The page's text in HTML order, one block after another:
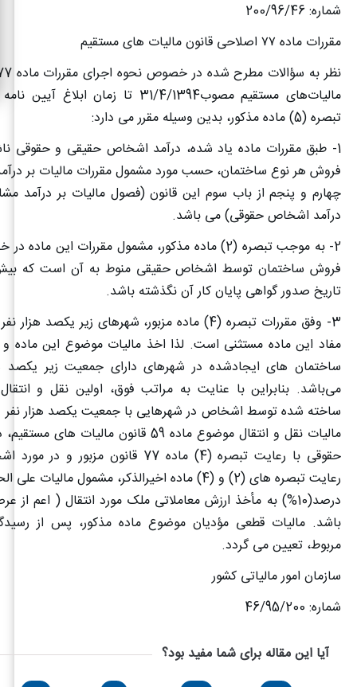
شماره: 200/96/46
مقررات ماده ۷۷ اصلاحی قانون مالیات های مستقیم
مالیات‌های مستقیم مصوب31/4/1394 تا زمان
تبصره (5) ماده مذکور، بدین وسیله مقرر می دارد
:
1- طبق مقررات ماده یاد شده، درآمد اشخاص حقیقی و حقوقی
فروش هر نوع ساختمان، حسب مورد مشمول مقررات مالیات بر
چهارم و پنجم از باب سوم این قانون (فصول مالیات بر درآمد
درآمد اشخاص حقوقی) می باشد.
2- به موجب تبصره (2) ماده مذکور، مشمول مقررات این
فروش ساختمان توسط اشخاص حقیقی منوط به آن است که
تاریخ صدور گواهی پایان کار آن نگذشته باشد.
3- وفق مقررات تبصره (4) ماده مزبور، شهرهای زیر یکصد
ساختمان های ایجادشده در شهرهای دارای جمعیت زیر یکصد
می‌باشد. بنابراین با عنایت به مراتب فوق، اولین نقل و
ساخته شده توسط اشخاص در شهرهایی با جمعیت یکصد هزار نفر و
مالیات نقل و انتقال موضوع ماده 59 قانون
حقوقی با رعایت تبصره (4) ماده 77 قانون
رعایت تبصره های (2) و (4) ماده اخیرالذکر، مشمول
درصد(10%) به مأخذ ارزش معاملاتی ملک مورد انتقال ( اعم
باشد. مالیات قطعی مؤدیان موضوع ماده مذکور، پس از
مربوط، تعیین می گردد.
سازمان امور مالیاتی کشور
شماره: 46/95/200
آیا این مقاله برای شما مفید بود؟